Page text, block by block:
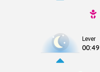
Lever
00:49